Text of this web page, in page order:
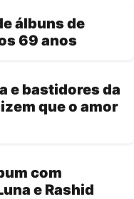
álbuns de
69 anos
e bastidores da
que o amor
com
e Rashid